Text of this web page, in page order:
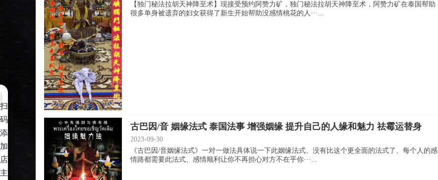
【独门秘法拉胡天神降至术】现接受预约阿赞力矿，独门秘法拉胡天神降至术，阿赞力矿在泰国帮助
很多单身被遗弃的妇女获得了新生开始帮助没感情桃花的人···...
古巴因/音 姻缘法式 泰国法事 增强姻缘 提升自己的人缘和魅力 祛霉运替身
2023-09-30
《古巴因/音姻缘法式》一对一做法具体说一下此姻缘法式、没有比这个更全面的法式了、每个人的感
情路都需要此法式、感情顺利让你不再担心对方不在乎你···...
扫
码
添
加
店
主